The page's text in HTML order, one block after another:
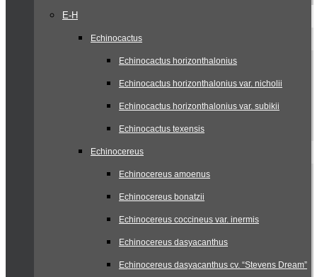
E-H
Echinocactus
Echinocactus horizonthalonius
Echinocactus horizonthalonius var. nicholii
Echinocactus horizonthalonius var. subikii
Echinocactus texensis
Echinocereus
Echinocereus amoenus
Echinocereus bonatzii
Echinocereus coccineus var. inermis
Echinocereus dasyacanthus
Echinocereus dasyacanthus cv. “Stevens Dream”